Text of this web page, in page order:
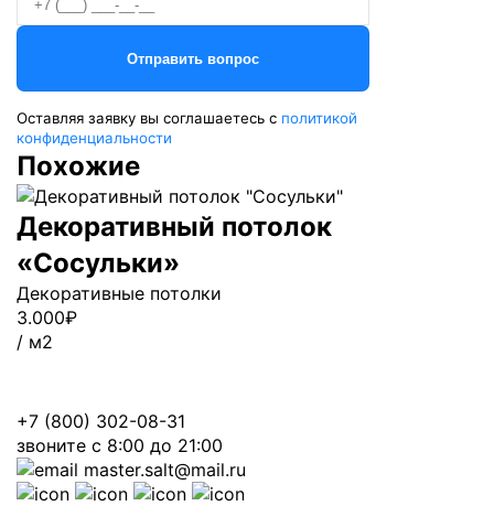
Оставляя заявку вы соглашаетесь с политикой
конфиденциальности
Похожие
Декоративный потолок
«Сосульки»
Декоративные потолки
3.000₽
/ м2
+7 (800) 302-08-31
звоните с 8:00 до 21:00
master.salt@mail.ru